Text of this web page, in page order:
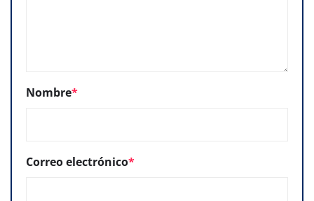
Nombre*
Correo electrónico*